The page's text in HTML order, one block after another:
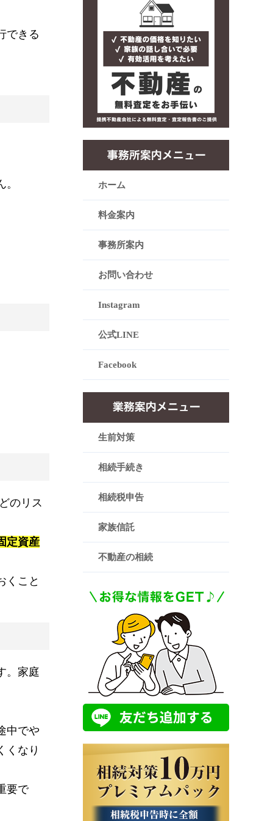
できる
のリス
定資産
くこと
。家庭
中でや
くなり
要で
ホーム
料金案内
事務所案内
お問い合わせ
Instagram
公式LINE
Facebook
生前対策
相続手続き
相続税申告
家族信託
不動産の相続